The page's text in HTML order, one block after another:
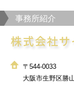
事務所紹介
〒544-0033
大阪市生野区勝